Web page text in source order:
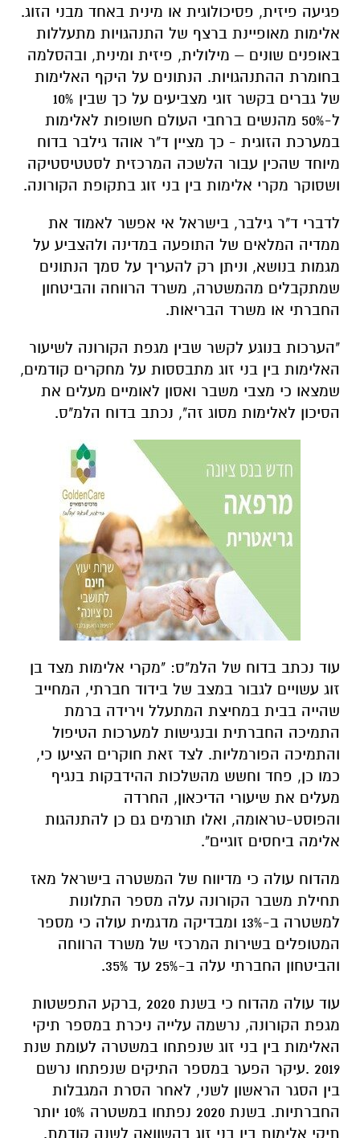
פגיעה פיזית, פסיכולוגית או מינית באחד מבני הזוג.
אלימות מאופיינת ברצף של התנהגויות מתעללות
באופנים שונים – מילולית, פיזית ומינית, ובהסלמה
בחומרת ההתנהגויות. הנתונים על היקף האלימות
של גברים בקשר זוגי מצביעים על כך שבין 10%
ל-50% מהנשים ברחבי העולם חשופות לאלימות
במערכת הזוגית - כך מציין ד"ר אוהד גילבר בדוח
מיוחד שהכין עבור הלשכה המרכזית לסטטיסטיקה
ושסוקר מקרי אלימות בין בני זוג בתקופת הקורונה.
לדברי ד"ר גילבר, בישראל אי אפשר לאמוד את
ממדיה המלאים של התופעה במדינה ולהצביע על
מגמות בנושא, וניתן רק להעריך על סמך הנתונים
שמתקבלים מהמשטרה, משרד הרווחה והביטחון
החברתי או משרד הבריאות.
"הערכות בנוגע לקשר שבין מגפת הקורונה לשיעור
האלימות בין בני זוג מתבססות על מחקרים קודמים,
שמצאו כי מצבי משבר ואסון לאומיים מעלים את
הסיכון לאלימות מסוג זה", נכתב בדוח הלמ"ס.
עוד נכתב בדוח של הלמ"ס: "מקרי אלימות מצד בן
זוג עשויים לגבור במצב של בידוד חברתי, המחייב
שהייה בבית במחיצת המתעלל וירידה ברמת
התמיכה החברתית ובנגישות למערכות הטיפול
והתמיכה הפורמליות. לצד זאת חוקרים הציעו כי,
כמו כן, פחד וחשש מהשלכות ההידבקות בנגיף
מעלים את שיעורי הדיכאון, החרדה
והפוסט-טראומה, ואלו תורמים גם כן להתנהגות
אלימה ביחסים זוגיים".
מהדוח עולה כי מדיווח של המשטרה בישראל מאז
תחילת משבר הקורונה עלה מספר התלונות
למשטרה ב-13% ומבדיקה מדגמית עולה כי מספר
המטופלים בשירות המרכזי של משרד הרווחה
והביטחון החברתי עלה ב-25% עד 35%.
עוד עולה מהדוח כי בשנת 2020 ,ברקע התפשטות
מגפת הקורונה, נרשמה עלייה ניכרת במספר תיקי
האלימות בין בני זוג שנפתחו במשטרה לעומת שנת
2019 .עיקר הפער במספר התיקים שנפתחו נרשם
בין הסגר הראשון לשני, לאחר הסרת המגבלות
החברתיות. בשנת 2020 נפתחו במשטרה 10% יותר
תיקי אלימות בין בני זוג בהשוואה לשנה קודמת.